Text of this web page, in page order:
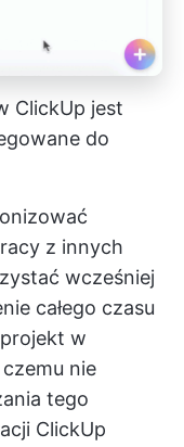
ClickUp jest
do
z innych
wcześniej
całego czasu
w
nie
tego
ClickUp